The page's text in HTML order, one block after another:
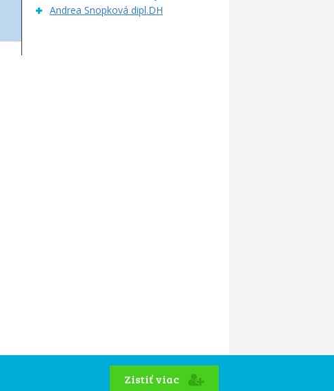
Andrea Snopková dipl.DH
Zistiť viac